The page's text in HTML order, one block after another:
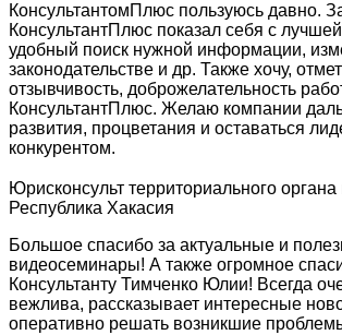
КонсультантомПлюс пользуюсь давно.
КонсультантПлюс показал себя с
удобный поиск нужной информации,
законодательстве и др. Также хочу,
отзывчивость, доброжелательность
КонсультантПлюс. Желаю компании
развития, процветания и оставаться
конкурентом.
Юрисконсульт территориального органа
Республика Хакасия
Большое спасибо за актуальные и
видеосеминары! А также огромное
Консультанту Тимченко Юлии! Всегда
вежлива, рассказывает интересные
оперативно решать возникшие